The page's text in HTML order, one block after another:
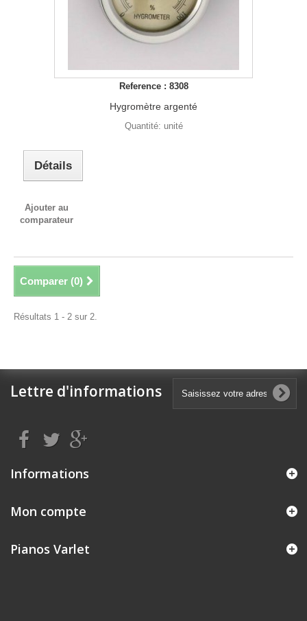
Reference : 8308
Hygromètre argenté
Quantité: unité
Détails
Ajouter au
comparateur
Comparer (0)
Résultats 1 - 2 sur 2.
Lettre d'informations
Informations
Mon compte
Pianos Varlet